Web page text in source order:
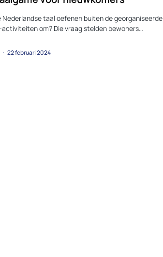
Nederlandse taal oefenen buiten de georganiseerde
om? Die vraag stelden bewoners…
22 februari 2024